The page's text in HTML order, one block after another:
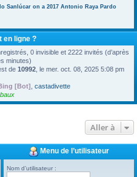
Sanlúcar on a 2017 Antonio Raya Pardo
en ligne ?
0 invisible et 2222 invités (d’après
minutes)
de 10992 , le mer. oct. 08, 2025 5:08 pm
[Bot]
castadivette
Aller à
Menu de l’utilisateur
Nom d’utilisateur :